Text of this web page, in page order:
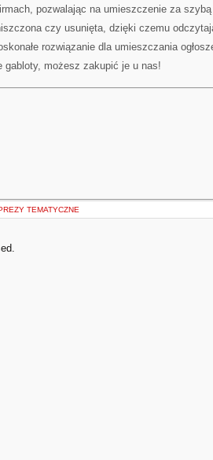
pozwalając na umieszczenie za
czy usunięta, dzięki czemu
rozwiązanie dla umieszczania
gabloty, możesz zakupić je u nas!
TEMATYCZNE